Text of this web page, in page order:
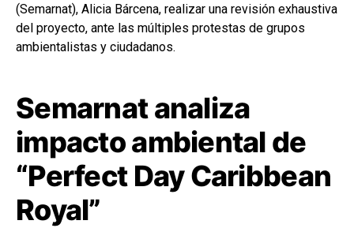
(Semarnat), Alicia Bárcena, realizar una revisión exhaustiva
del proyecto, ante las múltiples protestas de grupos
ambientalistas y ciudadanos.
Semarnat analiza
impacto ambiental de
“Perfect Day Caribbean
Royal”